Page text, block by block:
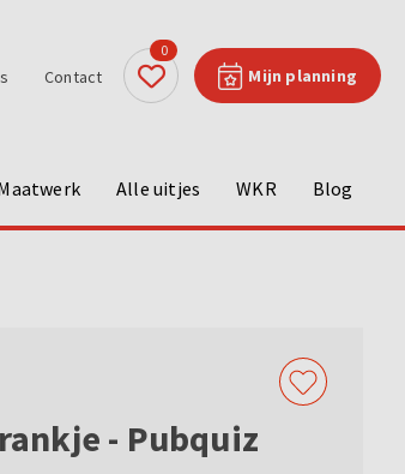
Mijn planning
0
Contact
Alle uitjes WKR Blog
- Pubquiz